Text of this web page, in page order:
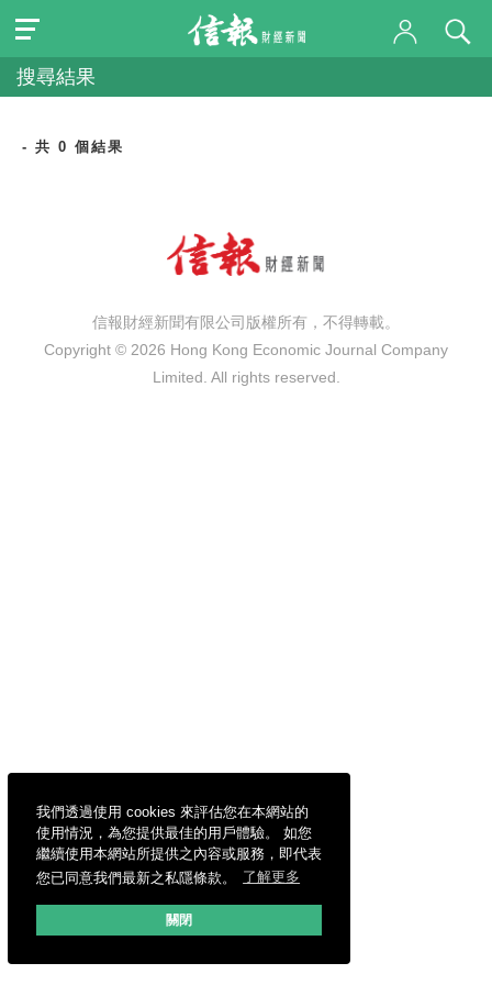
我們透過使用 cookies 來評估您在本網站的
使用情況，為您提供最佳的用戶體驗。 如您
繼續使用本網站所提供之內容或服務，即代表
您已同意我們最新之私隱條款。
了解更多
關閉
搜尋結果
- 共 0 個結果
信報財經新聞有限公司版權所有，不得轉載。
Copyright © 2026 Hong Kong Economic Journal Company
Limited. All rights reserved.